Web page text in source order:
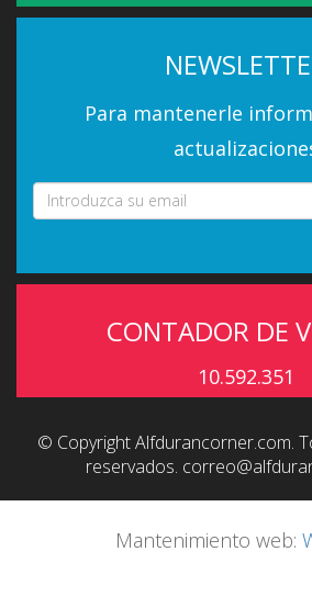
Para mantenerle
CONTADOR DE
10.592.351
© Copyright Alfdurancorner.com.
reservados.
Mantenimiento web: